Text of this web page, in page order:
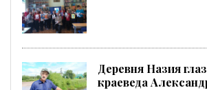
Деревня Назия
краеведа